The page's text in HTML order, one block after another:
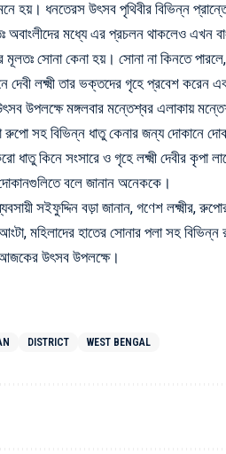
হয়। ধনতেরস উৎসব পৃথিবীর বিভিন্ন
অবাংলীদের মধ্যে এর প্রচলন থাকলেও এখন
সোনা কেনা হয়। সোনা না কিনতে
দেবী লক্ষ্মী তার ভক্তদের গৃহে প্রবেশ করেন
উপলক্ষে মঙ্গলবার মন্তেশ্বর এলাকায়
সহ বিভিন্ন ধাতু কেনার জন্য দোকানে
কিনে সংসারে ও গৃহে লক্ষ্মী দেবীর কৃপা
বলে জানান অনেককে।
সইফুদ্দিন বড়া জানান, গণেশ লক্ষ্মীর,
মহিলাদের হাতের সোনার পলা সহ বিভিন্ন
আজকের উৎসব উপলক্ষে।
DISTRICT WEST BENGAL